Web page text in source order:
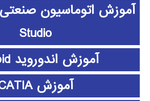
Studio
آموزش اندوروید android
آموزش CATIA